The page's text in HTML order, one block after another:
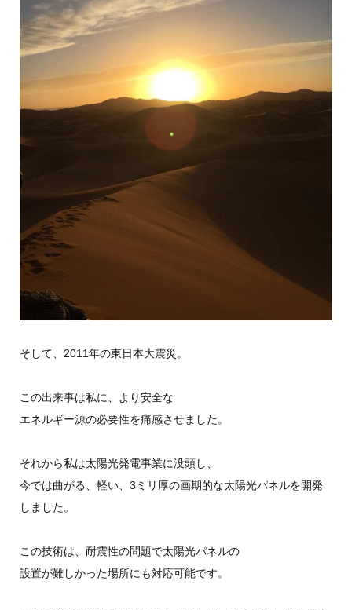
そして、2011年の東日本大震災。
この出来事は私に、より安全な
エネルギー源の必要性を痛感させました。
それから私は太陽光発電事業に没頭し、
今では曲がる、軽い、3ミリ厚の画期的な太陽光パネルを開発
しました。
この技術は、耐震性の問題で太陽光パネルの
設置が難しかった場所にも対応可能です。